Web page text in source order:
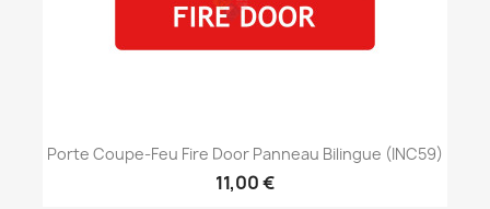
Porte Coupe-Feu Fire Door Panneau Bilingue (INC59)
11,00 €